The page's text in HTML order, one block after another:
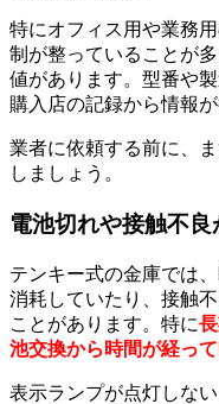
特にオフィス用や業務
制が整っていることが
値があります。型番や
購入店の記録から情報
業者に依頼する前に、
しましょう。
電池切れや接触不
テンキー式の金庫では
消耗していたり、接触
ことがあります。特に
池交換から時間が経っ
表示ランプが点灯しな